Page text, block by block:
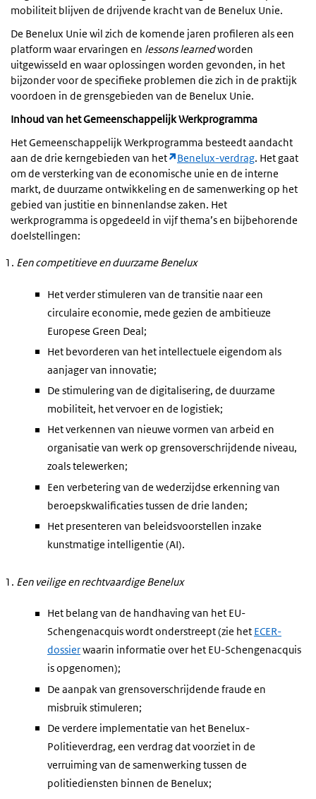
mobiliteit blijven de drijvende kracht van de Benelux Unie.
De Benelux Unie wil zich de komende jaren profileren als een
platform waar ervaringen en lessons learnedworden
uitgewisseld en waar oplossingen worden gevonden, in het
bijzonder voor de specifieke problemen die zich in de praktijk
voordoen in de grensgebieden van de Benelux Unie.
Inhoud van het Gemeenschappelijk Werkprogramma
Het Gemeenschappelijk Werkprogramma besteedt aandacht
aan de drie kerngebieden van het
Benelux-verdrag. Het gaat
om de versterking van de economische unie en de interne
markt, de duurzame ontwikkeling en de samenwerking op het
gebied van justitie en binnenlandse zaken. Het
werkprogramma is opgedeeld in vijf thema’s en bijbehorende
doelstellingen:
Een competitieve en duurzame Benelux
Het verder stimuleren van de transitie naar een
circulaire economie, mede gezien de ambitieuze
Europese Green Deal;
Het bevorderen van het intellectuele eigendom als
aanjager van innovatie;
De stimulering van de digitalisering, de duurzame
mobiliteit, het vervoer en de logistiek;
Het verkennen van nieuwe vormen van arbeid en
organisatie van werk op grensoverschrijdende niveau,
zoals telewerken;
Een verbetering van de wederzijdse erkenning van
beroepskwalificaties tussen de drie landen;
Het presenteren van beleidsvoorstellen inzake
kunstmatige intelligentie (AI).
Een veilige en rechtvaardige Benelux
Het belang van de handhaving van het EU-
Schengenacquis wordt onderstreept (zie het ECER-
dossierwaarin informatie over het EU-Schengenacquis
is opgenomen);
De aanpak van grensoverschrijdende fraude en
misbruik stimuleren;
De verdere implementatie van het Benelux-
Politieverdrag, een verdrag dat voorziet in de
verruiming van de samenwerking tussen de
politiediensten binnen de Benelux;